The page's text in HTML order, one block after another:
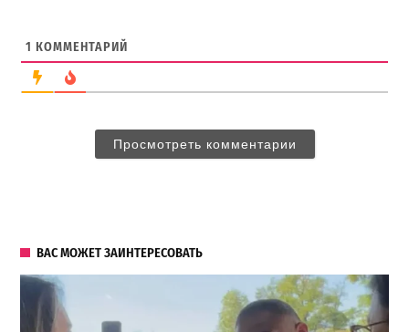
1 КОММЕНТАРИЙ
Просмотреть комментарии
ВАС МОЖЕТ ЗАИНТЕРЕСОВАТЬ